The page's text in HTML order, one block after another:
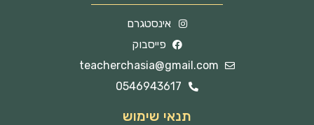
אינסטגרם
פייסבוק
teacherchasia@gmail.com
0546943617
תנאי שימוש